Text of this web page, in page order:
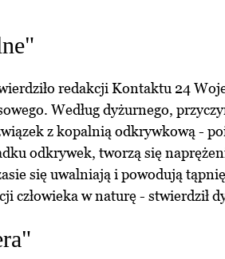
redakcji Kontaktu 24
Według dyżurnego,
z kopalnią odkrywkową -
odkrywek, tworzą się
się uwalniają i powodują
człowieka w naturę - stwierdził